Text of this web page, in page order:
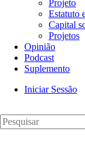
Projeto
Estatuto
Capital
Projetos
Opinião
Podcast
Suplemento
de
Iniciar Sessão
Pesquisar